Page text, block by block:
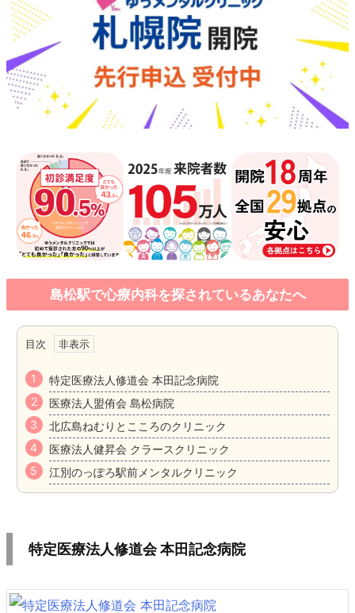
島松駅で心療内科を探されているあなたへ
目次
特定医療法人修道会 本田記念病院
医療法人盟侑会 島松病院
北広島ねむりとこころのクリニック
医療法人健昇会 クラースクリニック
江別のっぽろ駅前メンタルクリニック
特定医療法人修道会 本田記念病院